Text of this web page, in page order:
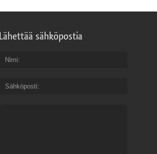
Lähettää sähköpostia
Nimi
Sähköposti